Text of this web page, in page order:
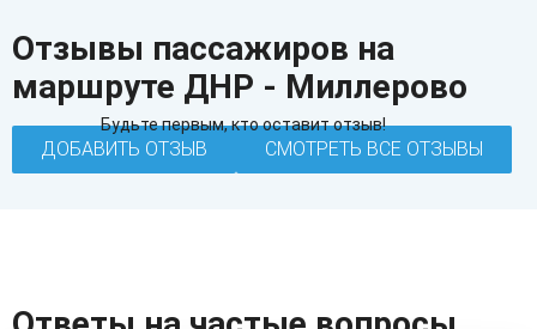
Отзывы пассажиров на
маршруте ДНР - Миллерово
Будьте первым, кто оставит отзыв!
ДОБАВИТЬ ОТЗЫВ СМОТРЕТЬ ВСЕ ОТЗЫВЫ